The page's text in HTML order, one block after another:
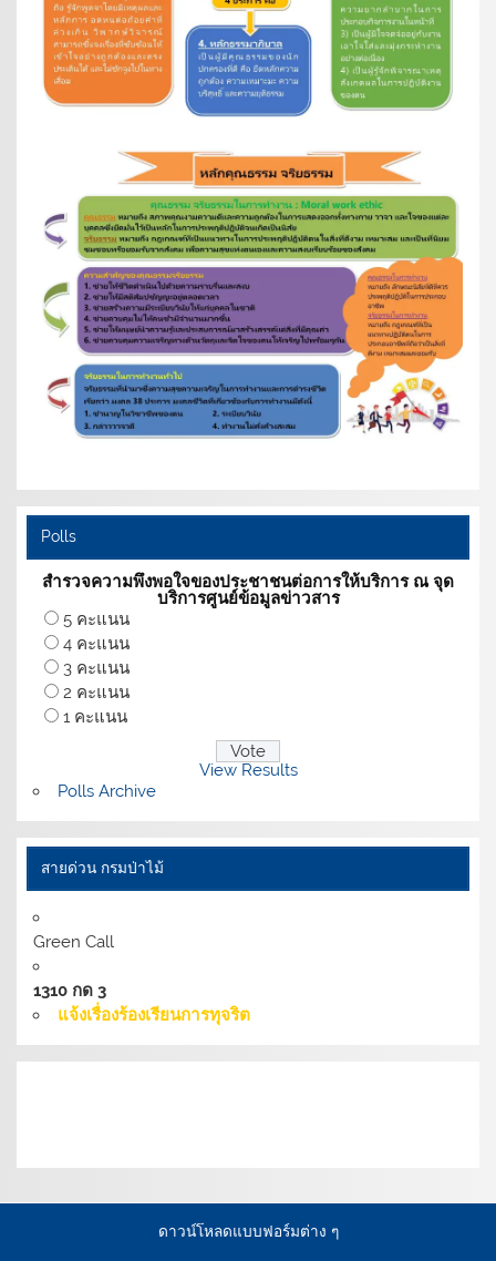
Polls
สำรวจความพึงพอใจของประชาชนต่อการให้บริการ ณ จุด
บริการศูนย์ข้อมูลข่าวสาร
5 คะแนน
4 คะแนน
3 คะแนน
2 คะแนน
1 คะแนน
View Results
Polls Archive
สายด่วน กรมป่าไม้
Green Call
1310 กด 3
แจ้งเรื่องร้องเรียนการทุจริต
ดาวน์โหลดแบบฟอร์มต่าง ๆ